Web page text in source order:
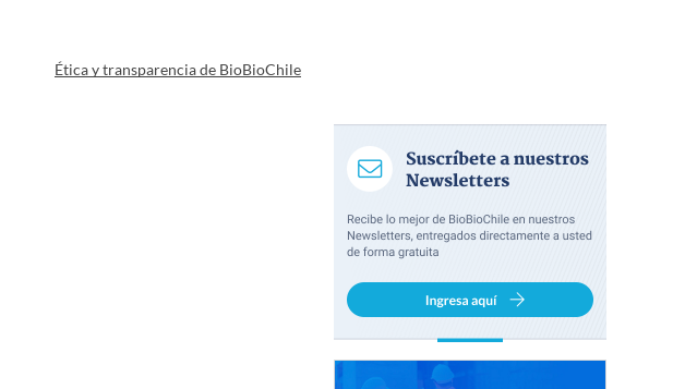
Ética y transparencia de BioBioChile